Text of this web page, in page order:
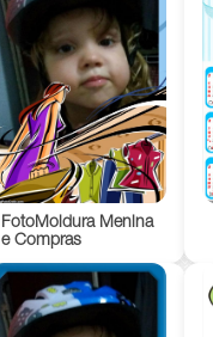
FotoMoldura Menina
e Compras